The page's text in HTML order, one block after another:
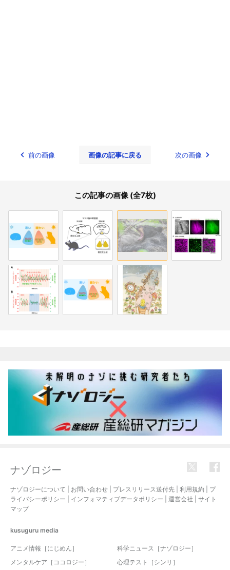
前の画像 画像の記事に戻る 次の画像
この記事の画像 (全7枚)
ナゾロジー
ナゾロジーについて お問い合わせ プレスリリース送付先 利用規約
プ
ライバシーポリシー
インフォマティブデータポリシー 運営会社
サイト
マップ
kusuguru media
アニメ情報［にじめん］
科学ニュース［ナゾロジー］
メンタルケア［ココロジー］
心理テスト［シンリ］